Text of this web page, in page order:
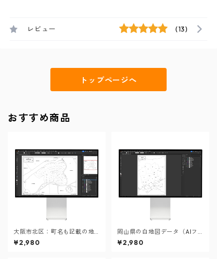
レビュー (13)
トップページへ
おすすめ商品
大阪市北区：町名も記載の地
図データ（PDF・Aiファイ
ル）
¥2,980
岡山県の白地図データ（AIフ
ァイル）
¥2,980